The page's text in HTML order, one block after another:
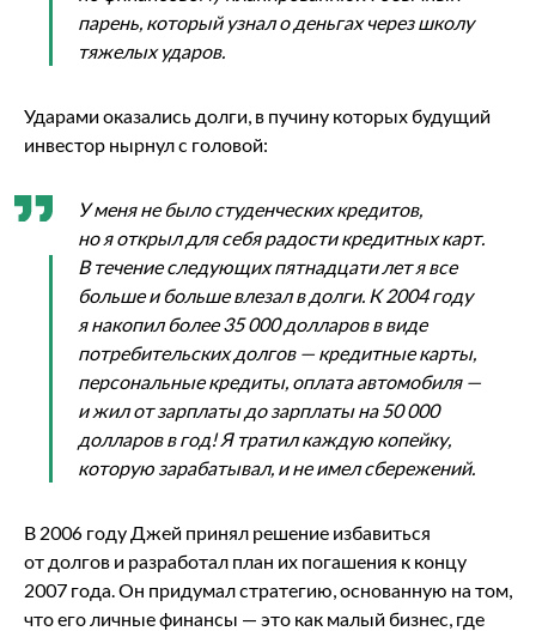
парень, который узнал о деньгах через школу
тяжелых ударов.
Ударами оказались долги, в пучину которых будущий
инвестор нырнул с головой:
У меня не было студенческих кредитов,
но я открыл для себя радости кредитных карт.
В течение следующих пятнадцати лет я все
больше и больше влезал в долги. К 2004 году
я накопил более 35 000 долларов в виде
потребительских долгов — кредитные карты,
персональные кредиты, оплата автомобиля —
и жил от зарплаты до зарплаты на 50 000
долларов в год! Я тратил каждую копейку,
которую зарабатывал, и не имел сбережений.
В 2006 году Джей принял решение избавиться
от долгов и разработал план их погашения к концу
2007 года. Он придумал стратегию, основанную на том,
что его личные финансы — это как малый бизнес, где